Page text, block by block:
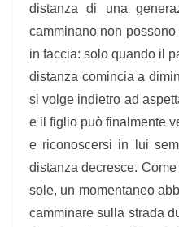
distanza di una
camminano non
in faccia: solo quando il
distanza comincia a
si volge indietro ad
e il figlio può finalmente
e riconoscersi in lui
distanza decresce.
sole, un momentaneo
camminare sulla strada